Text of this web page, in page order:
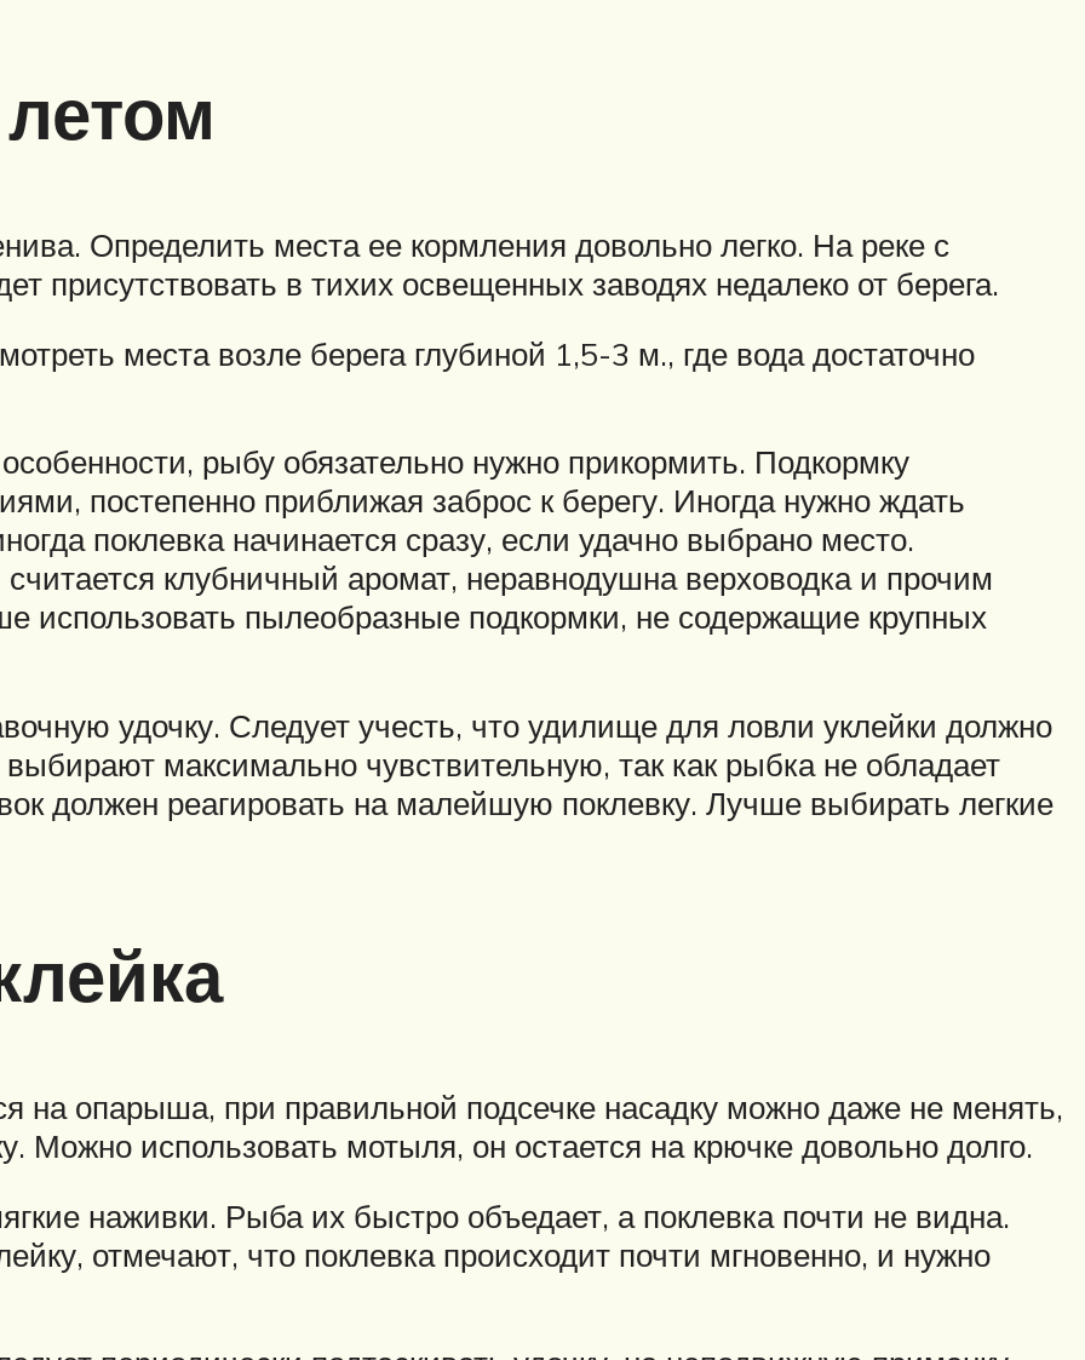
Определить места ее кормления довольно легко. На реке с
присутствовать в тихих освещенных заводях недалеко от берега.
места возле берега глубиной 1,5-3 м., где вода достаточно
рыбу обязательно нужно прикормить. Подкормку
постепенно приближая заброс к берегу. Иногда нужно ждать
поклевка начинается сразу, если удачно выбрано место.
клубничный аромат, неравнодушна верховодка и прочим
использовать пылеобразные подкормки, не содержащие крупных
удочку. Следует учесть, что удилище для ловли уклейки должно
максимально чувствительную, так как рыбка не обладает
должен реагировать на малейшую поклевку. Лучше выбирать легкие
на опарыша, при правильной подсечке насадку можно даже не менять,
Можно использовать мотыля, он остается на крючке довольно долго.
наживки. Рыба их быстро объедает, а поклевка почти не видна.
отмечают, что поклевка происходит почти мгновенно, и нужно